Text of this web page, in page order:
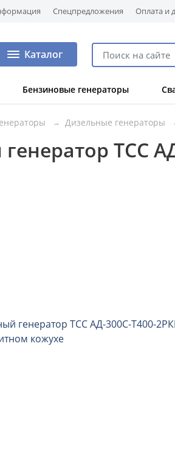
Спецпредложения Оплата и
Каталог
Бензиновые генераторы
Дизельные генераторы
ТСС